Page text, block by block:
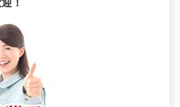
！